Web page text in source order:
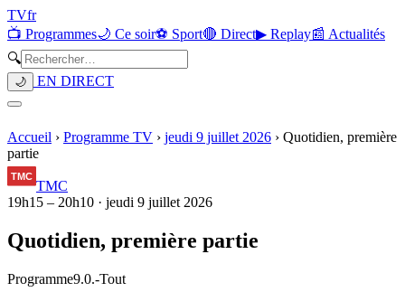
TVfr
📺 Programmes🌙 Ce soir⚽ Sport🔴 Direct▶ Replay📰 Actualités
🔍
🌙 EN DIRECT
Accueil › Programme TV › jeudi 9 juillet 2026 › Quotidien, première
partie
TMC
19h15 – 20h10 · jeudi 9 juillet 2026
Quotidien, première partie
Programme9.0.-Tout